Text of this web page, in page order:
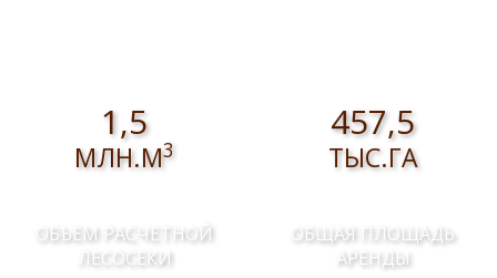
1,5
МЛН.М3
ОБЪЕМ РАСЧЕТНОЙ
ЛЕСОСЕКИ
457,5
ТЫС.ГА
ОБЩАЯ ПЛОЩАДЬ
АРЕНДЫ